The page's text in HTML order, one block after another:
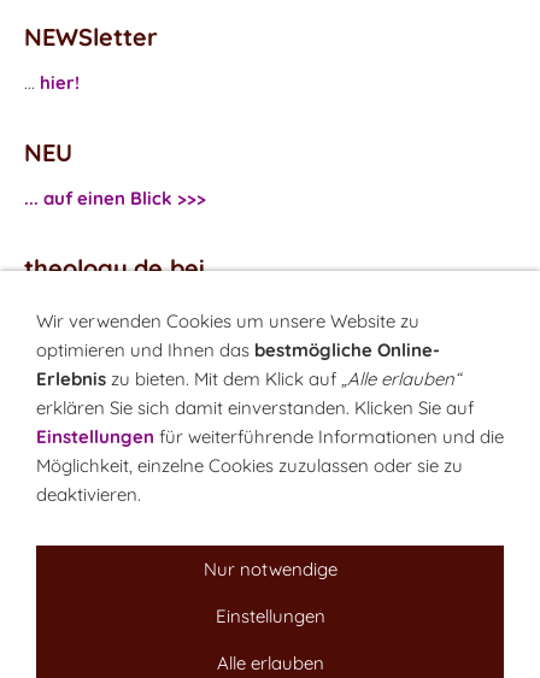
NEWSletter
... hier!
NEU
... auf einen Blick >>>
theology.de bei
...Facebook
...Twitter
Monatsrätsel
Rätseln & Gewinnen!
LINK-Hinweis
Über unsKontakt
Wir verwenden Cookies um unsere Website zu
optimieren und Ihnen das bestmögliche Online-
Erlebnis zu bieten. Mit dem Klick auf „Alle erlauben“
erklären Sie sich damit einverstanden. Klicken Sie auf
Einstellungen für weiterführende Informationen und die
Möglichkeit, einzelne Cookies zuzulassen oder sie zu
deaktivieren.
Nur notwendige
Einstellungen
Alle erlauben